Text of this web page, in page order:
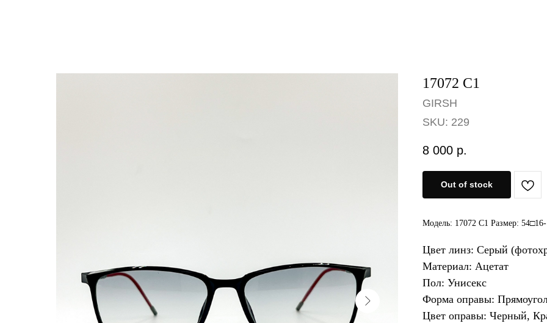
17072 C1
GIRSH
SKU: 229
8 000 р.
Out of stock
Модель: 17072 C1 Размер:
Цвет линз: Серый
Материал: Ацетат
Пол: Унисекс
Форма оправы:
Цвет оправы: Черный,